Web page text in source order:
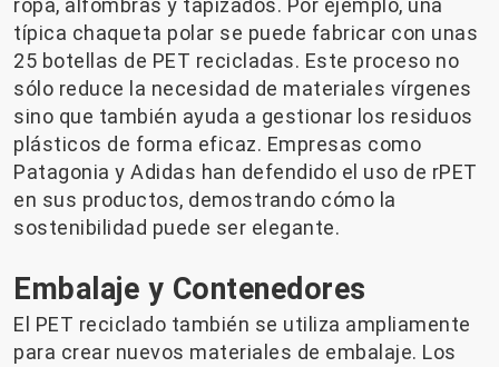
ropa, alfombras y tapizados. Por ejemplo, una
típica chaqueta polar se puede fabricar con unas
25 botellas de PET recicladas. Este proceso no
sólo reduce la necesidad de materiales vírgenes
sino que también ayuda a gestionar los residuos
plásticos de forma eficaz. Empresas como
Patagonia y Adidas han defendido el uso de rPET
en sus productos, demostrando cómo la
sostenibilidad puede ser elegante.
Embalaje y Contenedores
El PET reciclado también se utiliza ampliamente
para crear nuevos materiales de embalaje. Los